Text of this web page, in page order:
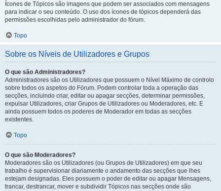
Ícones de Tópicos são imagens que podem ser associados com mensagens
para indicar o seu conteúdo. O uso dos ícones de tópicos dependerá das
permissões escolhidas pelo administrador do fórum.
Topo
Sobre os Níveis de Utilizadores e Grupos
O que são Administradores?
Administradores são os Utilizadores que possuem o Nível Máximo de controlo
sobre todos os aspetos do Fórum. Podem controlar toda a operação das
secções, incluindo criar, editar ou apagar secções, determinar permissões,
expulsar Utilizadores, criar Grupos de Utilizadores ou Moderadores, etc. E
ainda possuem todos os poderes de Moderador em todas as secções
existentes.
Topo
O que são Moderadores?
Moderadores são os Utilizadores (ou Grupos de Utilizadores) em que seu
trabalho é supervisionar diariamente o andamento das secções que lhes
estejam designadas. Eles possuem o poder de editar ou apagar Mensagens,
trancar, destrancar, mover e subdividir Tópicos nas secções onde são